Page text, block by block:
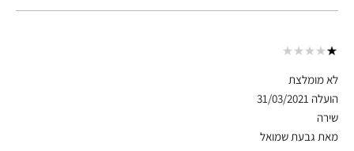
לא מומלצת
הועלה 31/03/2021
שירה
מאת גבעת שמואל